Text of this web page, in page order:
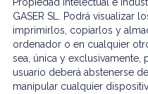
GASER SL. Podrá visualizar
imprimirlos, copiarlos y
ordenador o en cualquier
sea, única y exclusivamente,
usuario deberá abstenerse
manipular cualquier